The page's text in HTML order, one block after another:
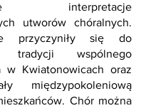
interpretacje
utworów chóralnych.
przyczyniły się do
tradycji wspólnego
w Kwiatonowicach oraz
międzypokoleniową
Chór można